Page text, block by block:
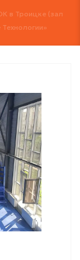
в Троицке (зал